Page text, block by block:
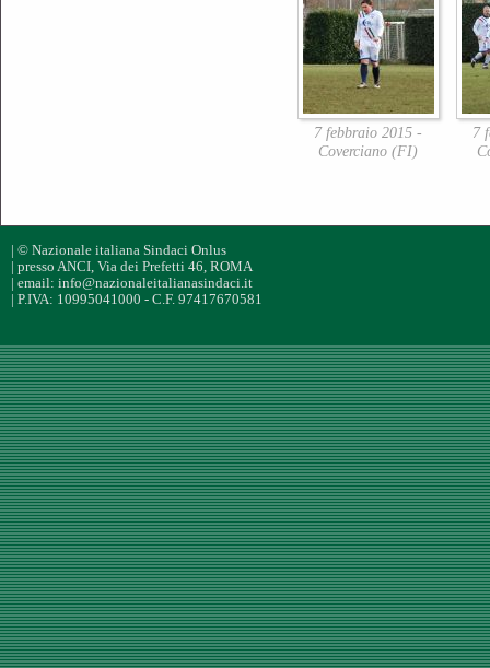
7 febbraio 2015 -
Coverciano (FI)
7
| © Nazionale italiana Sindaci Onlus
| presso ANCI, Via dei Prefetti 46, ROMA
| email: info@nazionaleitalianasindaci.it
| P.IVA: 10995041000 - C.F. 97417670581